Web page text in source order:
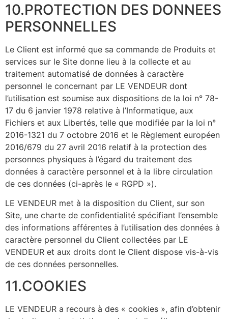
10.PROTECTION DES DONNEES
PERSONNELLES
Le Client est informé que sa commande de Produits et
services sur le Site donne lieu à la collecte et au
traitement automatisé de données à caractère
personnel le concernant par LE VENDEUR dont
l’utilisation est soumise aux dispositions de la loi n° 78-
17 du 6 janvier 1978 relative à l’Informatique, aux
Fichiers et aux Libertés, telle que modifiée par la loi n°
2016-1321 du 7 octobre 2016 et le Règlement européen
2016/679 du 27 avril 2016 relatif à la protection des
personnes physiques à l’égard du traitement des
données à caractère personnel et à la libre circulation
de ces données (ci-après le « RGPD »).
LE VENDEUR met à la disposition du Client, sur son
Site, une charte de confidentialité spécifiant l’ensemble
des informations afférentes à l’utilisation des données à
caractère personnel du Client collectées par LE
VENDEUR et aux droits dont le Client dispose vis-à-vis
de ces données personnelles.
11.COOKIES
LE VENDEUR a recours à des « cookies », afin d’obtenir